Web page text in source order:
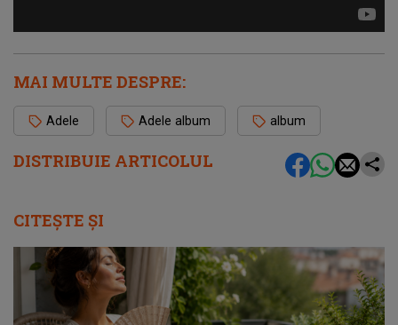
DISTRIBUIE ARTICOLUL
MAI MULTE DESPRE:
Adele Adele album album
CITEȘTE ȘI